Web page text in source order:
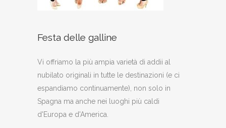
Festa delle galline
Vi offriamo la più ampia varietà di addii al
nubilato originali in tutte le destinazioni (e ci
espandiamo continuamente), non solo in
Spagna ma anche nei luoghi più caldi
d'Europa e d'America.